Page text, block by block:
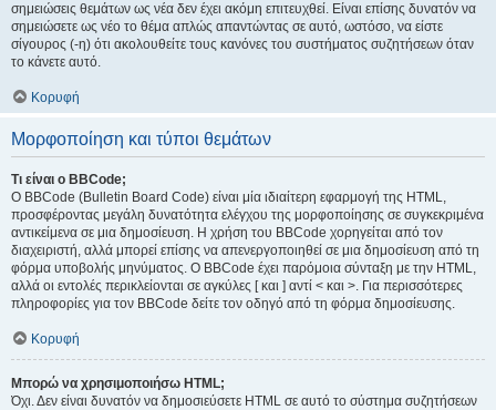
σημειώσεις θεμάτων ως νέα δεν έχει ακόμη επιτευχθεί. Είναι επίσης δυνατόν να
σημειώσετε ως νέο το θέμα απλώς απαντώντας σε αυτό, ωστόσο, να είστε
σίγουρος (-η) ότι ακολουθείτε τους κανόνες του συστήματος συζητήσεων όταν
το κάνετε αυτό.
Κορυφή
Μορφοποίηση και τύποι θεμάτων
Τι είναι ο BBCode;
Ο BBCode (Bulletin Board Code) είναι μία ιδιαίτερη εφαρμογή της HTML,
προσφέροντας μεγάλη δυνατότητα ελέγχου της μορφοποίησης σε συγκεκριμένα
αντικείμενα σε μια δημοσίευση. Η χρήση του BBCode χορηγείται από τον
διαχειριστή, αλλά μπορεί επίσης να απενεργοποιηθεί σε μια δημοσίευση από τη
φόρμα υποβολής μηνύματος. Ο BBCode έχει παρόμοια σύνταξη με την HTML,
αλλά οι εντολές περικλείονται σε αγκύλες [ και ] αντί < και >. Για περισσότερες
πληροφορίες για τον BBCode δείτε τον οδηγό από τη φόρμα δημοσίευσης.
Κορυφή
Μπορώ να χρησιμοποιήσω HTML;
Όχι. Δεν είναι δυνατόν να δημοσιεύσετε HTML σε αυτό το σύστημα συζητήσεων